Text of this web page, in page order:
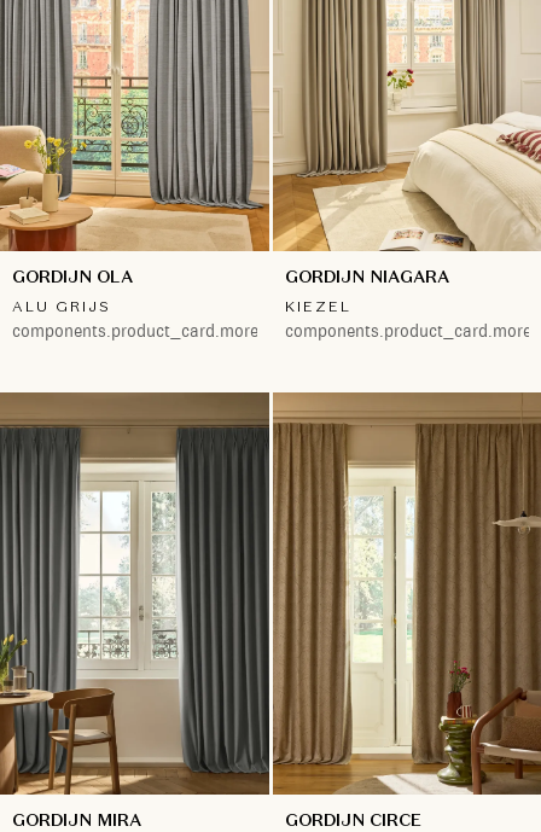
GORDIJN OLA
ALU GRIJS
components.product_card.more.both
GORDIJN NIAGARA
KIEZEL
GORDIJN MIRA GORDIJN CIRCE